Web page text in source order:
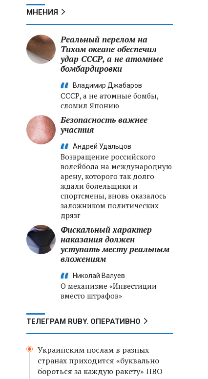
МНЕНИЯ
Реальный перелом на
Тихом океане обеспечил
удар СССР, а не атомные
бомбардировки
Владимир Джабаров
СССР, а не атомные бомбы,
сломил Японию
Безопасность важнее
участия
Андрей Удальцов
Возвращение российского
волейбола на международную
арену, которого так долго
ждали болельщики и
спортсмены, вновь оказалось
заложником политических
дрязг
Фискальный характер
наказания должен
уступать месту реальным
вложениям
Николай Валуев
О механизме «Инвестиции
вместо штрафов»
ТЕЛЕГРАМ RUBY. ОПЕРАТИВНО
Украинским послам в разных
странах приходится «буквально
бороться за каждую ракету» ПВО